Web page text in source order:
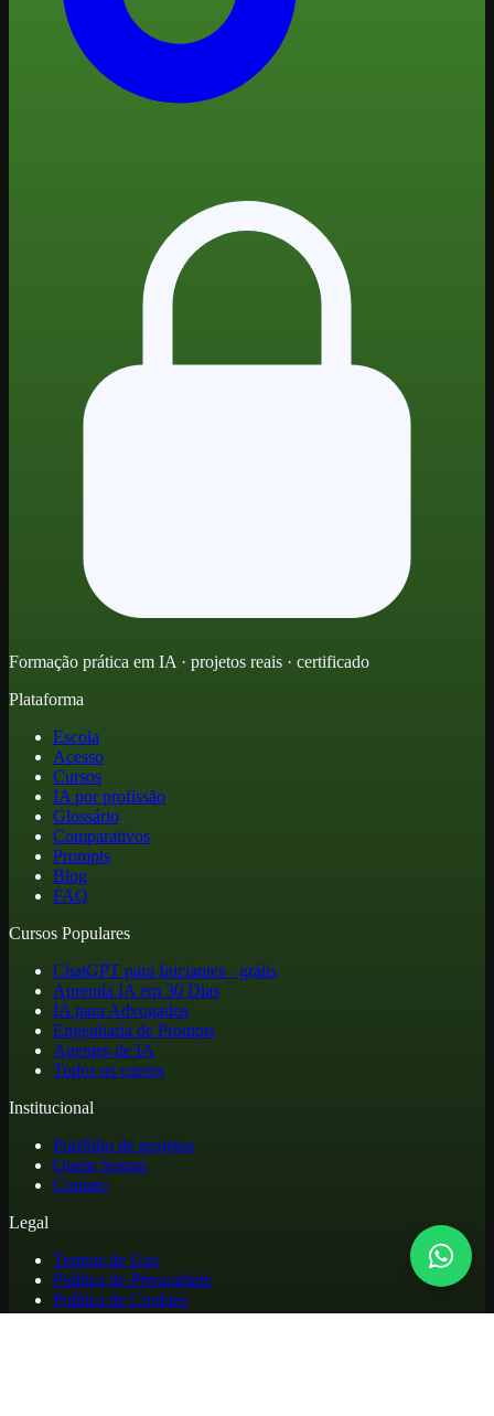
Formação prática em IA · projetos reais · certificado
Plataforma
Escola
Acesso
Cursos
IA por profissão
Glossário
Comparativos
Prompts
Blog
FAQ
Cursos Populares
ChatGPT para Iniciantes · grátis
Aprenda IA em 30 Dias
IA para Advogados
Engenharia de Prompts
Agentes de IA
Todos os cursos
Institucional
Portfólio de projetos
Quem Somos
Contato
Legal
Termos de Uso
Política de Privacidade
Política de Cookies
Reembolso e Cancelamento